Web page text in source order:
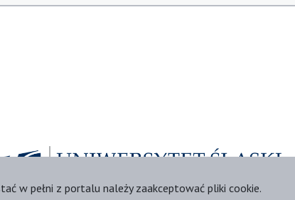
w pełni z portalu należy zaakceptować pliki cookie.